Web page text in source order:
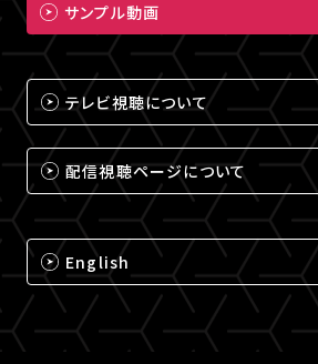
サンプル動画
テレビ視聴について
配信視聴ページについて
English